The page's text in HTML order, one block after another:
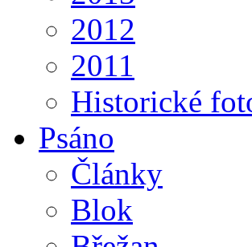
2012
2011
Historické
Psáno
Články
Blok